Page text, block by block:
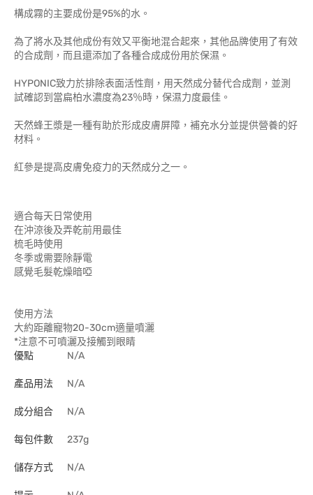
構成霧的主要成份是95%的水。
為了將水及其他成份有效又平衡地混合起來，其他品牌使用了有效
的合成劑，而且還添加了各種合成成份用於保濕。
HYPONIC致力於排除表面活性劑，用天然成分替代合成劑，並測
試確認到當扁柏水濃度為23％時，保濕力度最佳。
天然蜂王漿是一種有助於形成皮膚屏障，補充水分並提供營養的好
材料。
紅參是提高皮膚免疫力的天然成分之一。
適合每天日常使用
在沖涼後及弄乾前用最佳
梳毛時使用
冬季或需要除靜電
感覺毛髮乾燥暗啞
使用方法
大約距離寵物20-30cm適量噴灑
*注意不可噴灑及接觸到眼睛
優點
N/A
產品用法 N/A
成分組合 N/A
每包件數 237g
儲存方式 N/A